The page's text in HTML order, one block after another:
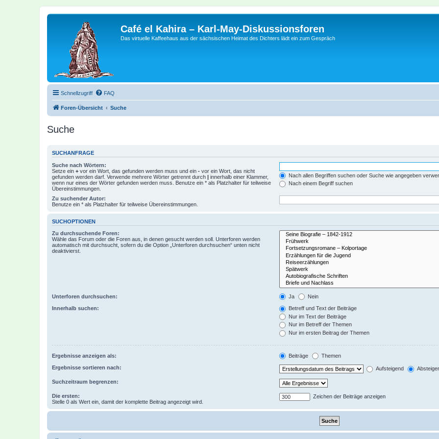
Café el Kahira – Karl-May-Diskussionsforen
Das virtuelle Kaffeehaus aus der sächsischen Heimat des Dichters lädt ein zum Gespräch
Schnellzugriff FAQ
Foren-Übersicht Suche
Suche
SUCHANFRAGE
Suche nach Wörtern:
Setze ein + vor ein Wort, das gefunden werden muss und ein - vor ein Wort, das nicht
gefunden werden darf. Verwende mehrere Wörter getrennt durch | innerhalb einer Klammer,
wenn nur eines der Wörter gefunden werden muss. Benutze ein * als Platzhalter für teilweise
Übereinstimmungen.
Nach allen Begriffen suchen oder Suche wie angegeben
Nach einem Begriff suchen
Zu suchender Autor:
Benutze ein * als Platzhalter für teilweise Übereinstimmungen.
SUCHOPTIONEN
Zu durchsuchende Foren:
Wähle das Forum oder die Foren aus, in denen gesucht werden soll. Unterforen werden
automatisch mit durchsucht, sofern du die Option „Unterforen durchsuchen“ unten nicht
deaktivierst.
Unterforen durchsuchen: Ja Nein
Innerhalb suchen:
Betreff und Text der Beiträge
Nur im Text der Beiträge
Nur im Betreff der Themen
Nur im ersten Beitrag der Themen
Ergebnisse anzeigen als: Beiträge Themen
Ergebnisse sortieren nach: Aufsteigend
Suchzeitraum begrenzen:
Die ersten:
Stelle 0 als Wert ein, damit der komplette Beitrag angezeigt wird.
Zeichen der Beiträge anzeigen